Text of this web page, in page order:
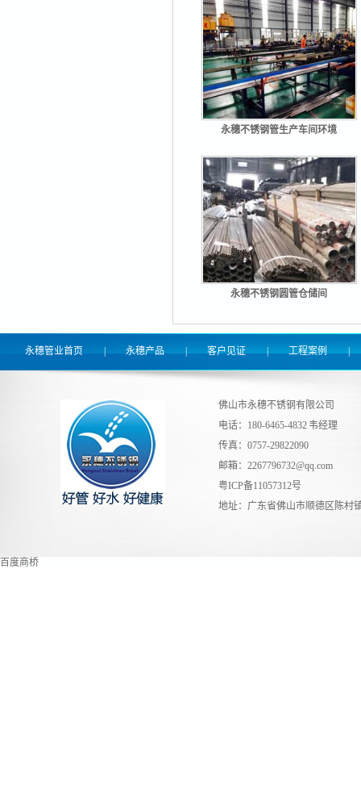
永穗不锈钢管生产车间环境
永穗不锈钢圆管仓储间
永穗管业首页 永穗产品 | 客户见证 | 工程案例 |
佛山市永穗不锈钢有限公司
电话：180-6465-4832 韦经理
传真：0757-29822090
邮箱：2267796732@qq.com
粤ICP备11057312号
地址：广东省佛山市顺德区陈
百度商桥